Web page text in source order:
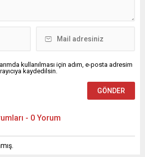
kullanılması için adım, e-posta adresim
kaydedilsin.
- 0 Yorum